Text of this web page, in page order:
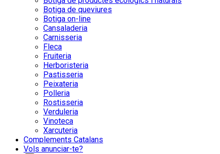
Botiga de queviures
Botiga on-line
Cansaladeria
Carnisseria
Fleca
Fruiteria
Herboristeria
Pastisseria
Peixateria
Polleria
Rostisseria
Verduleria
Vinoteca
Xarcuteria
Complements Catalans
Vols anunciar-te?